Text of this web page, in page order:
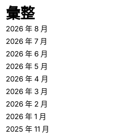
彙整
2026 年 8 月
2026 年 7 月
2026 年 6 月
2026 年 5 月
2026 年 4 月
2026 年 3 月
2026 年 2 月
2026 年 1 月
2025 年 11 月